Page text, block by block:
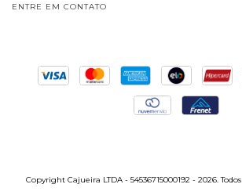
ENTRE EM CONTATO
Copyright Cajueira LTDA - 54536715000192 - 2026.